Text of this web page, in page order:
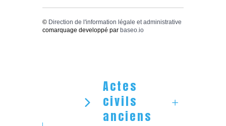
© Direction de l'information légale et administrative
comarquage developpé par baseo.io
Actes
civils
anciens